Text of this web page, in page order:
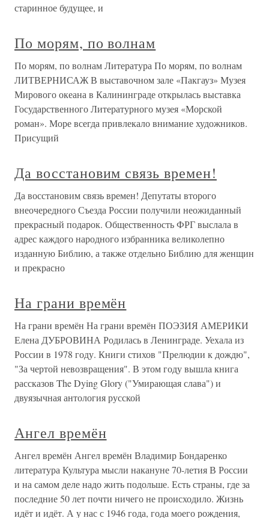
старинное будущее, и
По морям, по волнам
По морям, по волнам Литература По морям, по волнам
ЛИТВЕРНИСАЖ В выставочном зале «Пакгауз» Музея
Мирового океана в Калининграде открылась выставка
Государственного Литературного музея «Морской
роман». Море всегда привлекало внимание художников.
Присущий
Да восстановим связь времен!
Да восстановим связь времен! Депутаты второго
внеочередного Съезда России получили неожиданный
прекрасный подарок. Общественность ФРГ выслала в
адрес каждого народного избранника великолепно
изданную Библию, а также отдельно Библию для женщин
и прекрасно
На грани времён
На грани времён На грани времён ПОЭЗИЯ АМЕРИКИ
Елена ДУБРОВИНА Родилась в Ленинграде. Уехала из
России в 1978 году. Книги стихов "Прелюдии к дождю",
"За чертой невозвращения". В этом году вышла книга
рассказов The Dying Glory ("Умирающая слава") и
двуязычная антология русской
Ангел времён
Ангел времён Ангел времён Владимир Бондаренко
литература Культура мысли накануне 70-летия В России
и на самом деле надо жить подольше. Есть страны, где за
последние 50 лет почти ничего не происходило. Жизнь
идёт и идёт. А у нас с 1946 года, года моего рождения,